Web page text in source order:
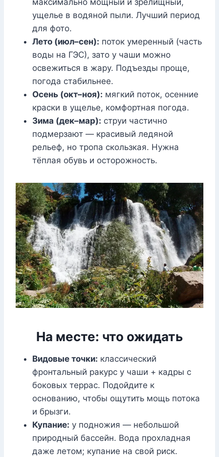
максимально мощный и зрелищный,
ущелье в водяной пыли. Лучший период
для фото.
Лето (июл–сен): поток умеренный (часть
воды на ГЭС), зато у чаши можно
освежиться в жару. Подъезды проще,
погода стабильнее.
Осень (окт–ноя): мягкий поток, осенние
краски в ущелье, комфортная погода.
Зима (дек–мар): струи частично
подмерзают — красивый ледяной
рельеф, но тропа скользкая. Нужна
тёплая обувь и осторожность.
На месте: что ожидать
Видовые точки: классический
фронтальный ракурс у чаши + кадры с
боковых террас. Подойдите к
основанию, чтобы ощутить мощь потока
и брызги.
Купание: у подножия — небольшой
природный бассейн. Вода прохладная
даже летом; купание на свой риск.